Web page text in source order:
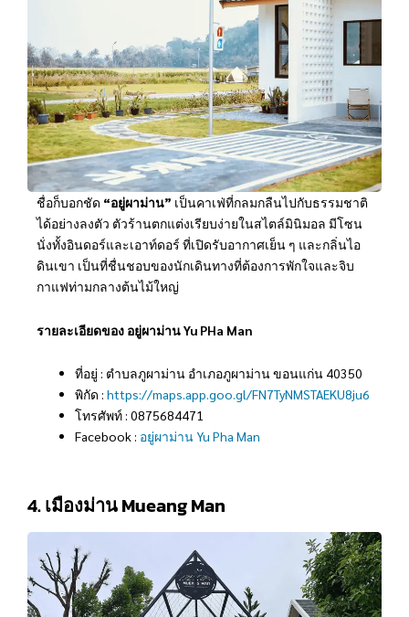
ชื่อก็บอกชัด “อยู่ผาม่าน” เป็นคาเฟ่ที่กลมกลืนไปกับธรรมชาติ
ได้อย่างลงตัว ตัวร้านตกแต่งเรียบง่ายในสไตล์มินิมอล มีโซน
นั่งทั้งอินดอร์และเอาท์ดอร์ ที่เปิดรับอากาศเย็น ๆ และกลิ่นไอ
ดินเขา เป็นที่ชื่นชอบของนักเดินทางที่ต้องการพักใจและจิบ
กาแฟท่ามกลางต้นไม้ใหญ่
รายละเอียดของ อยู่ผาม่าน Yu PHa Man
ที่อยู่ : ตำบลภูผาม่าน อำเภอภูผาม่าน ขอนแก่น 40350
พิกัด : https://maps.app.goo.gl/FN7TyNMSTAEKU8ju6
โทรศัพท์ : 0875684471
Facebook : อยู่ผาม่าน Yu Pha Man
4. เมืองม่าน Mueang Man